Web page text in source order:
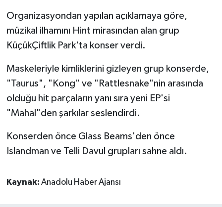
Organizasyondan yapılan açıklamaya göre,
müzikal ilhamını Hint mirasından alan grup
KüçükÇiftlik Park'ta konser verdi.
Maskeleriyle kimliklerini gizleyen grup konserde,
"Taurus", "Kong" ve "Rattlesnake"nin arasında
olduğu hit parçaların yanı sıra yeni EP'si
"Mahal"den şarkılar seslendirdi.
Konserden önce Glass Beams'den önce
Islandman ve Telli Davul grupları sahne aldı.
Kaynak: Anadolu Haber Ajansı